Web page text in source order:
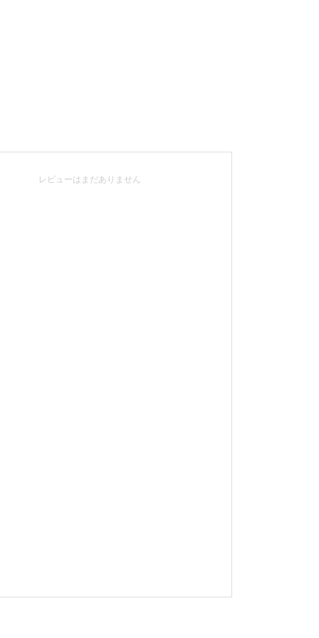
レビューはまだありません